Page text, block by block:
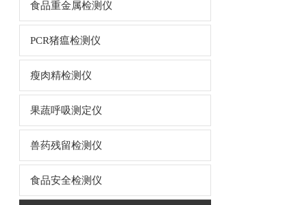
食品重金属检测仪
PCR猪瘟检测仪
瘦肉精检测仪
果蔬呼吸测定仪
兽药残留检测仪
食品安全检测仪